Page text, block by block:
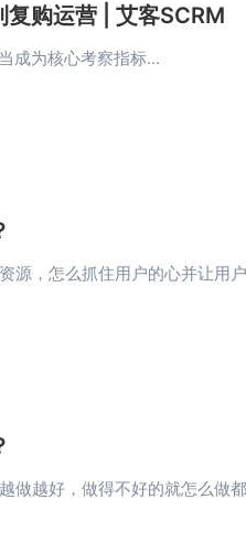
购运营 | 艾客SCRM
成为核心考察指标...
源，怎么抓住用户的心并让用
做越好，做得不好的就怎么做